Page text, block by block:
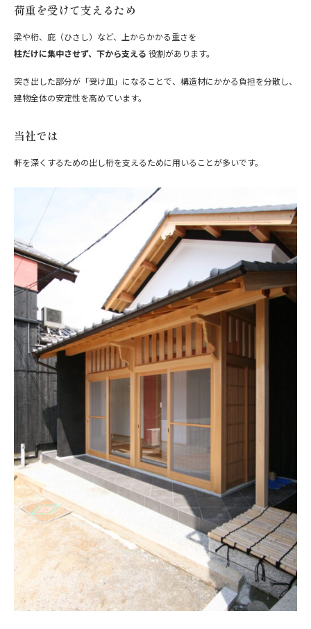
荷重を受けて支えるため
梁や桁、庇（ひさし）など、上からかかる重さを
柱だけに集中させず、下から支える 役割があります。
突き出した部分が「受け皿」になることで、構造材にかかる負担を分散し、
建物全体の安定性を高めています。
当社では
軒を深くするための出し桁を支えるために用いることが多いです。